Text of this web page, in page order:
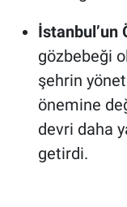
İstanbul’un
gözbebeği
şehrin
önemine
devri daha
getirdi.